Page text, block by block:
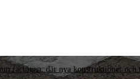
racingen, där nya konstruktioner och